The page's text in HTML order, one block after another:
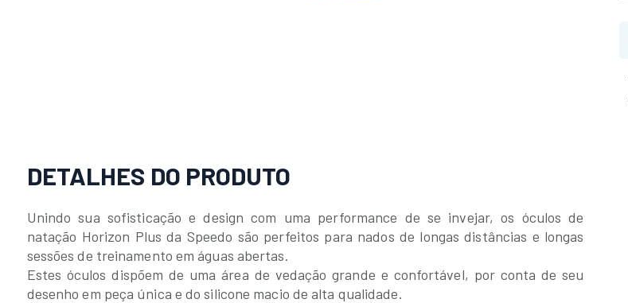
DETALHES DO PRODUTO
Unindo sua sofisticação e design com uma performance de se invejar, os óculos de
natação Horizon Plus da Speedo são perfeitos para nados de longas distâncias e longas
sessões de treinamento em águas abertas.
Estes óculos dispõem de uma área de vedação grande e confortável, por conta de seu
desenho em peça única e do silicone macio de alta qualidade.